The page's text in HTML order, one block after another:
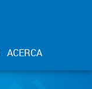
ACERCA